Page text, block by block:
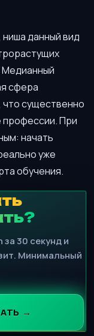
данный вид
Медианный
сфера
что существенно
При
начать
уже
обучения.
30 секунд и
Минимальный
→